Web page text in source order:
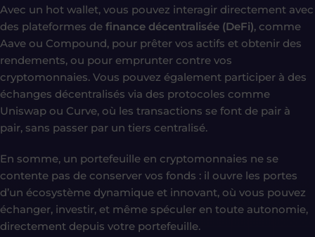
Avec un hot wallet, vous pouvez interagir directement avec
des plateformes de finance décentralisée (DeFi), comme
Aave ou Compound, pour prêter vos actifs et obtenir des
rendements, ou pour emprunter contre vos
cryptomonnaies. Vous pouvez également participer à des
échanges décentralisés via des protocoles comme
Uniswap ou Curve, où les transactions se font de pair à
pair, sans passer par un tiers centralisé.
En somme, un portefeuille en cryptomonnaies ne se
contente pas de conserver vos fonds : il ouvre les portes
d’un écosystème dynamique et innovant, où vous pouvez
échanger, investir, et même spéculer en toute autonomie,
directement depuis votre portefeuille.